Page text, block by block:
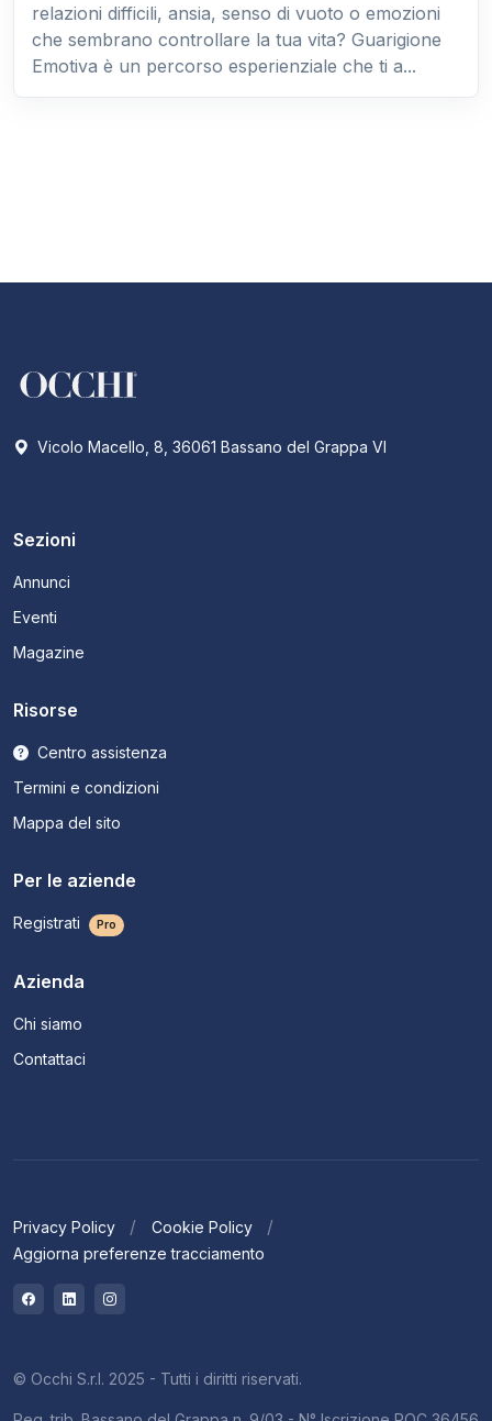
relazioni difficili, ansia, senso di vuoto o emozioni
che sembrano controllare la tua vita? Guarigione
Emotiva è un percorso esperienziale che ti a...
Vicolo Macello, 8, 36061 Bassano del Grappa VI
Sezioni
Annunci
Eventi
Magazine
Risorse
Centro assistenza
Termini e condizioni
Mappa del sito
Per le aziende
Registrati Pro
Azienda
Chi siamo
Contattaci
Privacy Policy
Cookie Policy
Aggiorna preferenze tracciamento
© Occhi S.r.l. 2025 - Tutti i diritti riservati.